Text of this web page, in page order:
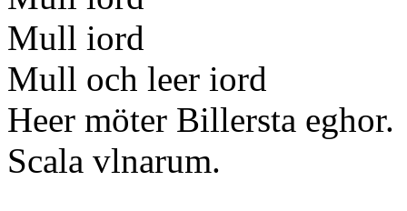
Mull iord
Mull och leer iord
Heer möter Billersta eghor.
Scala vlnarum.